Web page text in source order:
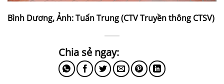
Bình Dương, Ảnh: Tuấn Trung (CTV Truyền thông CTSV)